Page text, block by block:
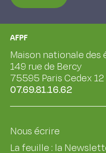
AFPF
Maison nationale des
149 rue de Bercy
75595 Paris Cedex 12
07.69.81.16.62
Nous écrire
La feuille : la